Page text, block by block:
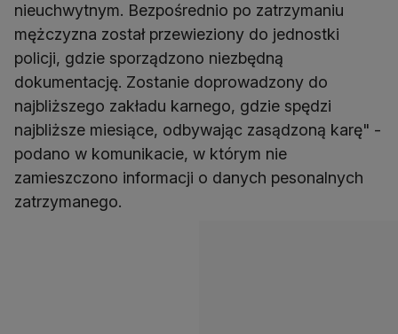
nieuchwytnym. Bezpośrednio po zatrzymaniu
mężczyzna został przewieziony do jednostki
policji, gdzie sporządzono niezbędną
dokumentację. Zostanie doprowadzony do
najbliższego zakładu karnego, gdzie spędzi
najbliższe miesiące, odbywając zasądzoną karę" -
podano w komunikacie, w którym nie
zamieszczono informacji o danych pesonalnych
zatrzymanego.